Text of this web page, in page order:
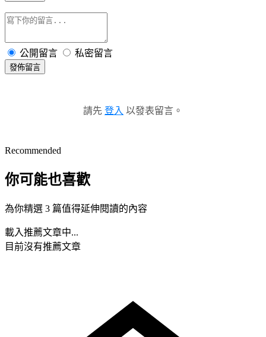
公開留言 私密留言
發佈留言
請先 登入 以發表留言。
Recommended
你可能也喜歡
為你精選 3 篇值得延伸閱讀的內容
載入推薦文章中...
目前沒有推薦文章